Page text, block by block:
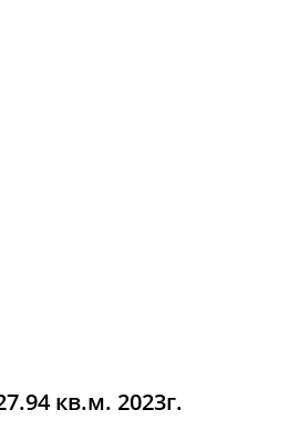
кв.м. 2023г.